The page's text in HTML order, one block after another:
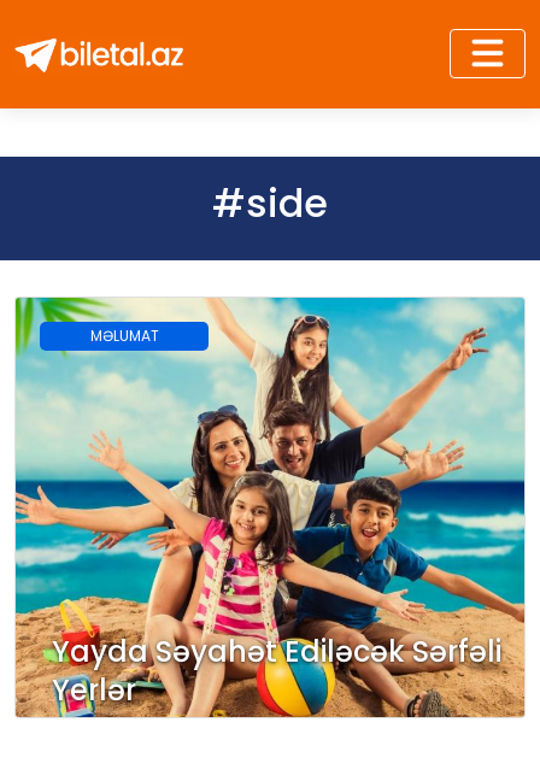
#side
MƏLUMAT
Yayda Səyahət Ediləcək Sərfəli
Yerlər